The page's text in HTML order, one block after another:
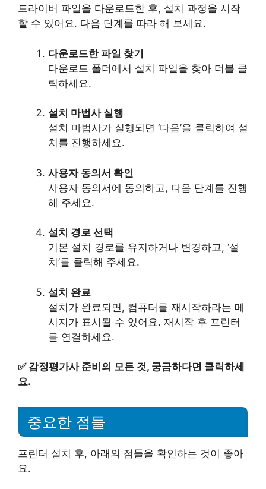
드라이버 파일을 다운로드한 후, 설치 과정을 시작
할 수 있어요. 다음 단계를 따라 해 보세요.
다운로드한 파일 찾기
다운로드 폴더에서 설치 파일을 찾아 더블 클
릭하세요.
설치 마법사 실행
설치 마법사가 실행되면 ‘다음’을 클릭하여 설
치를 진행하세요.
사용자 동의서 확인
사용자 동의서에 동의하고, 다음 단계를 진행
해 주세요.
설치 경로 선택
기본 설치 경로를 유지하거나 변경하고, ‘설
치’를 클릭해 주세요.
설치 완료
설치가 완료되면, 컴퓨터를 재시작하라는 메
시지가 표시될 수 있어요. 재시작 후 프린터
를 연결하세요.
✅ 감정평가사 준비의 모든 것, 궁금하다면 클릭하세
요.
중요한 점들
프린터 설치 후, 아래의 점들을 확인하는 것이 좋아
요.